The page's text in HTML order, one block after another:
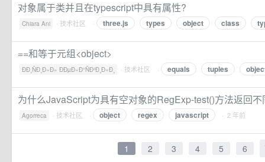
对象属于类并且在typescript中具有属性?
Chiara Ani · 技术社区 · three.js types object class
==和等于元组<object>
ÐÐ¸ÑÐ¸Ð»Ð» ÐÐµÐ»Ð°ÑÐ²Ð¸Ð»Ð¸ · 技术社区 · equals tuples
为什么JavaScript为具有空对象的RegExp-test()方法返回
Agorreca · 技术社区 · object regex javascript · 2 年前
1 2 3 4 5 6